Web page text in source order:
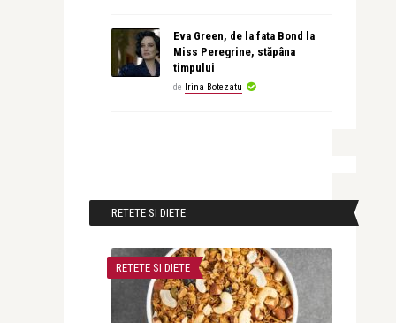
Eva Green, de la fata Bond la
Miss Peregrine, stăpâna
timpului
de Irina Botezatu
RETETE SI DIETE
RETETE SI DIETE